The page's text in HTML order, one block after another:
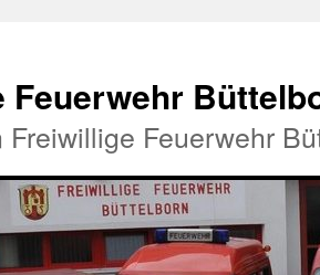
Feuerwehr
Freiwillige Feuerwehr